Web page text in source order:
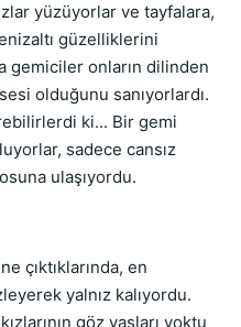
yüzüyorlar ve tayfalara,
güzelliklerini
gemiciler onların dilinden
olduğunu sanıyorlardı.
ki... Bir gemi
sadece cansız
ulaşıyordu.
çıktıklarında, en
yalnız kalıyordu.
göz yaşları yoktu